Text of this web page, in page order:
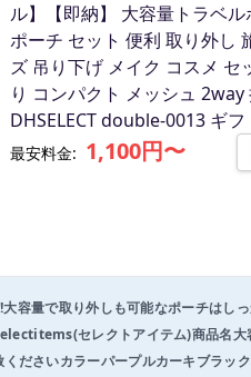
ル】【即納】 大容量トラベ
ポーチ セット 便利 取り外し
ズ 吊り下げ メイク コスメ セ
り コンパクト メッシュ 2way
DHSELECT double-0013 ギフ
最安料金: 1,100円〜
量で取り外しも可能なポーチはし
セレクトアイテム)商品名大
さいカラーパープルカーキブラッ